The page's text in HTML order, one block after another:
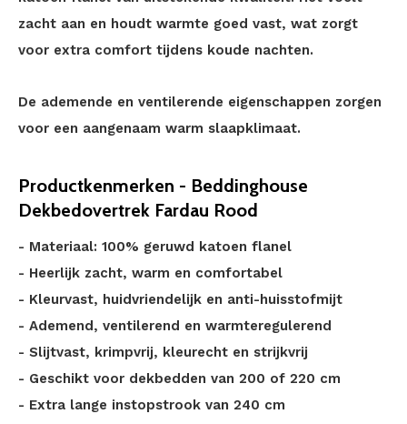
zacht aan en houdt warmte goed vast, wat zorgt
voor extra comfort tijdens koude nachten.
De ademende en ventilerende eigenschappen zorgen
voor een aangenaam warm slaapklimaat.
Productkenmerken - Beddinghouse
Dekbedovertrek Fardau Rood
- Materiaal: 100% geruwd katoen flanel
- Heerlijk zacht, warm en comfortabel
- Kleurvast, huidvriendelijk en anti-huisstofmijt
- Ademend, ventilerend en warmteregulerend
- Slijtvast, krimpvrij, kleurecht en strijkvrij
- Geschikt voor dekbedden van 200 of 220 cm
- Extra lange instopstrook van 240 cm